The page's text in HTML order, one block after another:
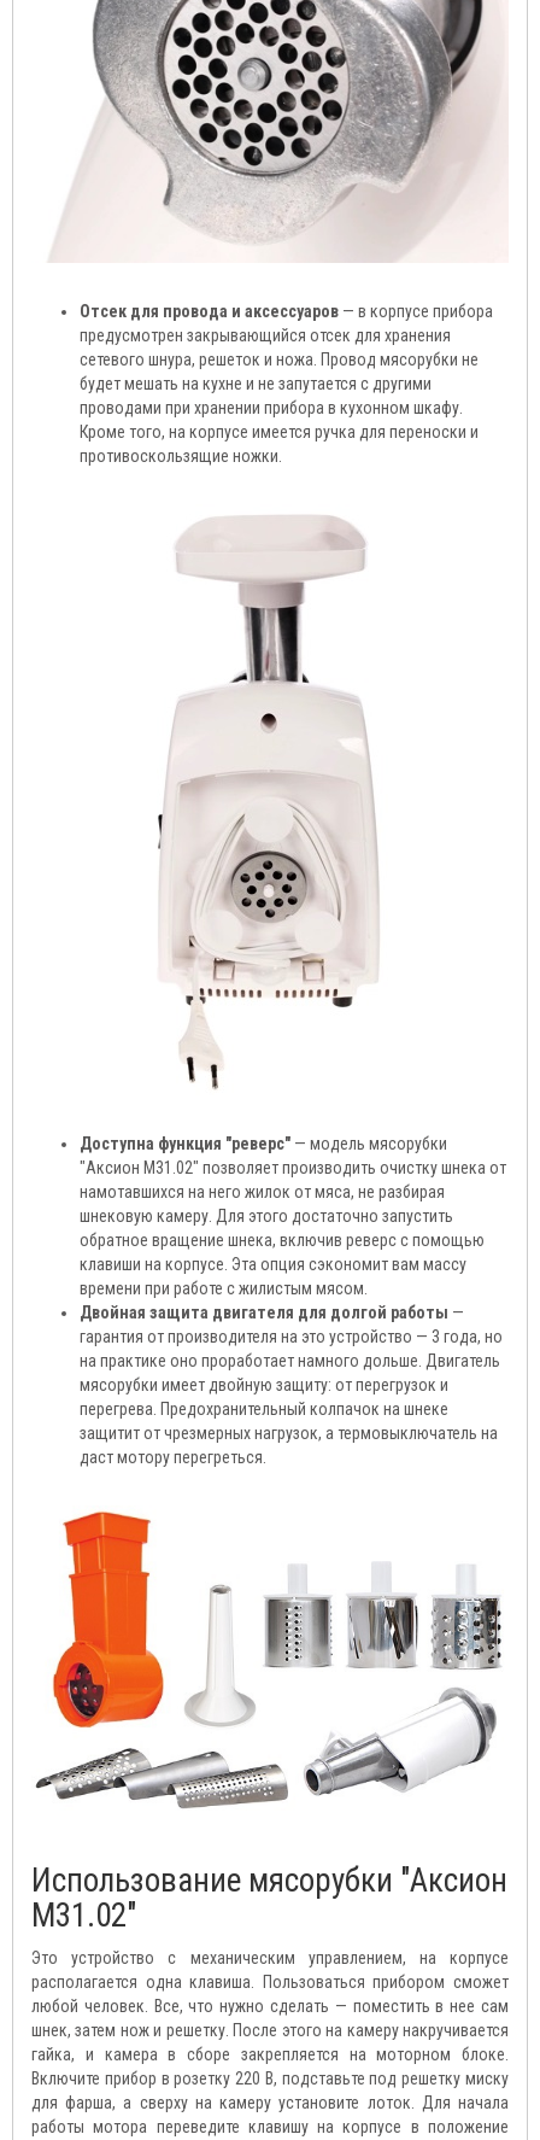
Отсек для провода и аксессуаров — в корпусе прибора
предусмотрен закрывающийся отсек для хранения
сетевого шнура, решеток и ножа. Провод мясорубки не
будет мешать на кухне и не запутается с другими
проводами при хранении прибора в кухонном шкафу.
Кроме того, на корпусе имеется ручка для переноски и
противоскользящие ножки.
Доступна функция "реверс" — модель мясорубки
"Аксион М31.02" позволяет производить очистку шнека от
намотавшихся на него жилок от мяса, не разбирая
шнековую камеру. Для этого достаточно запустить
обратное вращение шнека, включив реверс с помощью
клавиши на корпусе. Эта опция сэкономит вам массу
времени при работе с жилистым мясом.
Двойная защита двигателя для долгой работы —
гарантия от производителя на это устройство — 3 года, но
на практике оно проработает намного дольше. Двигатель
мясорубки имеет двойную защиту: от перегрузок и
перегрева. Предохранительный колпачок на шнеке
защитит от чрезмерных нагрузок, а термовыключатель на
даст мотору перегреться.
Использование мясорубки "Аксион
М31.02"
Это устройство с механическим управлением, на корпусе
располагается одна клавиша. Пользоваться прибором сможет
любой человек. Все, что нужно сделать — поместить в нее сам
шнек, затем нож и решетку. После этого на камеру накручивается
гайка, и камера в сборе закрепляется на моторном блоке.
Включите прибор в розетку 220 В, подставьте под решетку миску
для фарша, а сверху на камеру установите лоток. Для начала
работы мотора переведите клавишу на корпусе в положение